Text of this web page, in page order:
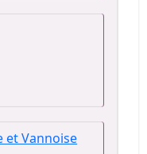
et Vannoise